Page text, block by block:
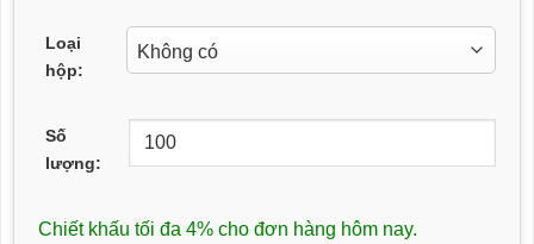
Loại
hộp:
Số
lượng:
Chiết khấu tối đa 4% cho đơn hàng hôm nay.